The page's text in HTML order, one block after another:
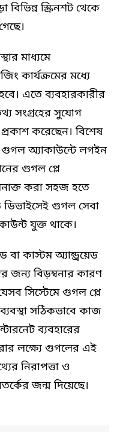
স্ক্রিনশট থেকে
মাধ্যমে
কার্যক্রমের মধ্যে
এতে ব্যবহারকারীর
সংগ্রহের সুযোগ
করেছেন। বিশেষ
গুগল অ্যাকাউন্টে লগইন
গুগল প্লে
করা সহজ হতে
ডিভাইসেই গুগল সেবা
যুক্ত থাকে।
কাস্টম অ্যান্ড্রয়েড
জন্য বিড়ম্বনার কারণ
সিস্টেমে গুগল প্লে
সঠিকভাবে কাজ
ব্যবহারের
লক্ষ্যে গুগলের এই
নিরাপত্তা ও
জন্ম দিয়েছে।